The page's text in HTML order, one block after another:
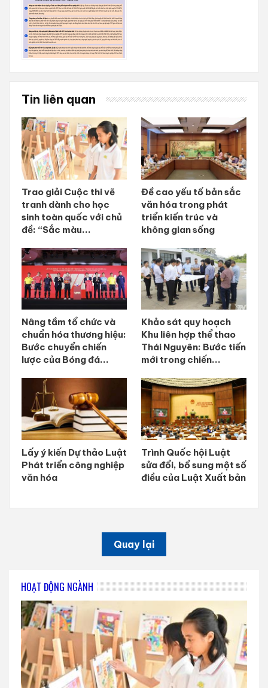
Tin liên quan
Trao giải Cuộc thi vẽ
tranh dành cho học
sinh toàn quốc với chủ
đề: “Sắc màu...
Đề cao yếu tố bản sắc
văn hóa trong phát
triển kiến trúc và
không gian sống
Nâng tầm tổ chức và
chuẩn hóa thương hiệu:
Bước chuyển chiến
lược của Bóng đá...
Khảo sát quy hoạch
Khu liên hợp thể thao
Thái Nguyên: Bước tiến
mới trong chiến...
Lấy ý kiến Dự thảo Luật
Phát triển công nghiệp
văn hóa
Trình Quốc hội Luật
sửa đổi, bổ sung một số
điều của Luật Xuất bản
Quay lại
HOẠT ĐỘNG NGÀNH